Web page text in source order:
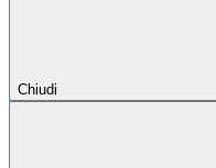
Chiudi